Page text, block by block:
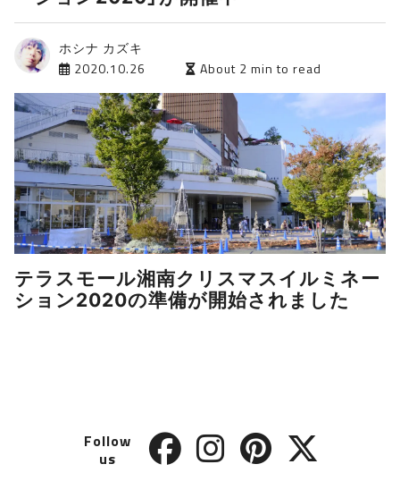
ホシナ カズキ
2020.10.26
About 2 min to read
テラスモール湘南クリスマスイルミネー
ション2020の準備が開始されました
Follow
us